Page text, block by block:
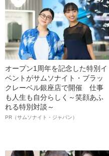
オープン1周年を記念した特別イ
ベントがサムソナイト・ブラッ
クレーベル銀座店で開催 仕事
も人生も自分らしく～笑顔あふ
れる特別対談～
PR（サムソナイト・ジャパン）